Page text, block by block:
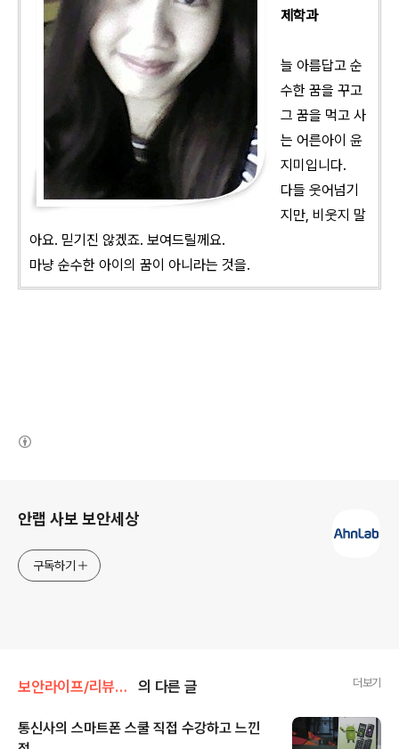
제학과
늘 아름답고 순
수한 꿈을 꾸고
그 꿈을 먹고 사
는 어른아이 윤
지미입니다.
다들 웃어넘기
지만, 비웃지 말
아요. 믿기진 않겠죠. 보여드릴께요.
마냥 순수한 아이의 꿈이 아니라는 것을.
안랩 사보 보안세상
구독하기
보안라이프/리뷰&팁 의 다른 글 더보기
통신사의 스마트폰 스쿨 직접 수강하고 느낀